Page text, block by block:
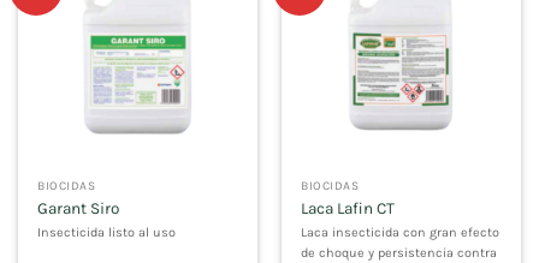
BIOCIDAS
Garant Siro
Insecticida listo al uso
BIOCIDAS
Laca Lafin CT
Laca insecticida con gran efecto
de choque y persistencia contra